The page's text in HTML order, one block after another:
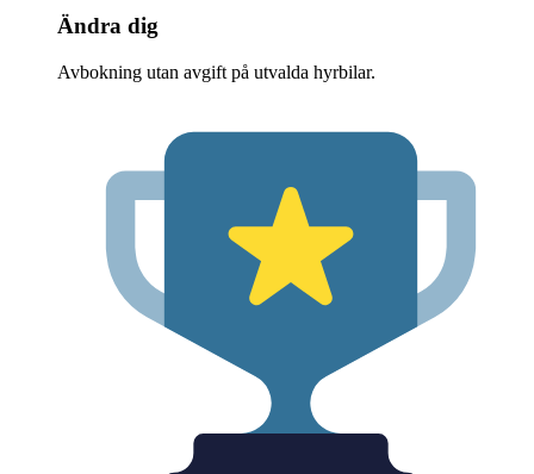
Ändra dig
Avbokning utan avgift på utvalda hyrbilar.